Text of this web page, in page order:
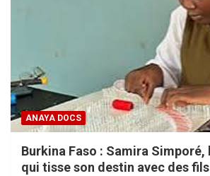
ANAYA DOCS
Burkina Faso : Samira Simporé,
qui tisse son destin avec des